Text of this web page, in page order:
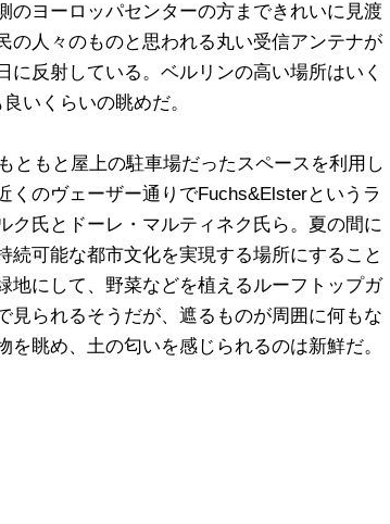
のヨーロッパセンターの方まできれいに見渡
の人々のものと思われる丸い受信アンテナが
反射している。ベルリンの高い場所はいく
いくらいの眺めだ。
ともと屋上の駐車場だったスペースを利用し
くのヴェーザー通りでFuchs&Elsterというラ
ク氏とドーレ・マルティネク氏ら。夏の間に
続可能な都市文化を実現する場所にすること
地にして、野菜などを植えるルーフトップガ
見られるそうだが、遮るものが周囲に何もな
眺め、土の匂いを感じられるのは新鮮だ。